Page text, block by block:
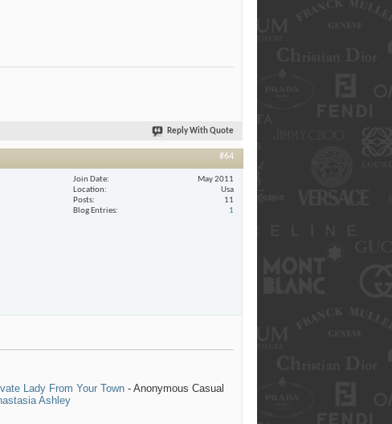
Reply With Quote
#64
Join Date
May 2011
Location
Usa
Posts
11
Blog Entries
1
Lady From Your Town - Anonymous Casual
Ashley